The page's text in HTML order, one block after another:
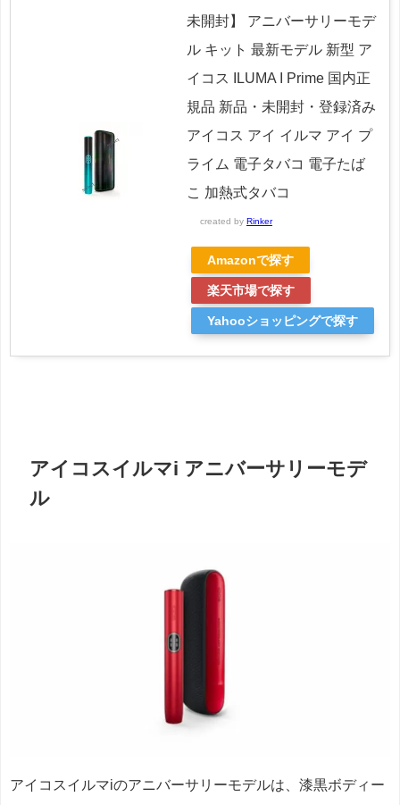
未開封】 アニバーサリーモデ
ル キット 最新モデル 新型 ア
イコス ILUMA I Prime 国内正
規品 新品・未開封・登録済み
アイコス アイ イルマ アイ プ
ライム 電子タバコ 電子たば
こ 加熱式タバコ
created by Rinker
Amazonで探す
楽天市場で探す
Yahooショッピングで探す
アイコスイルマi アニバーサリーモデ
ル
アイコスイルマiのアニバーサリーモデルは、漆黒ボディー